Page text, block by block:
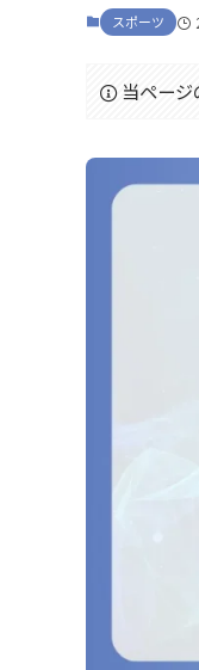
スポーツ
当ページ